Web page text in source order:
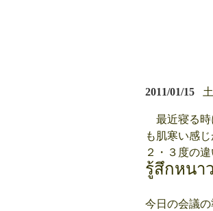
2011/01/15
最近寝る
も肌寒い感
２・３度の
รู้สึกหนาว
今日の会議